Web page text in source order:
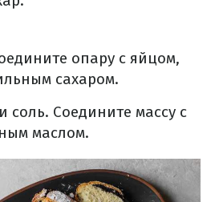
опару с яйцом,
сахаром.
соль. Соедините массу с
маслом.